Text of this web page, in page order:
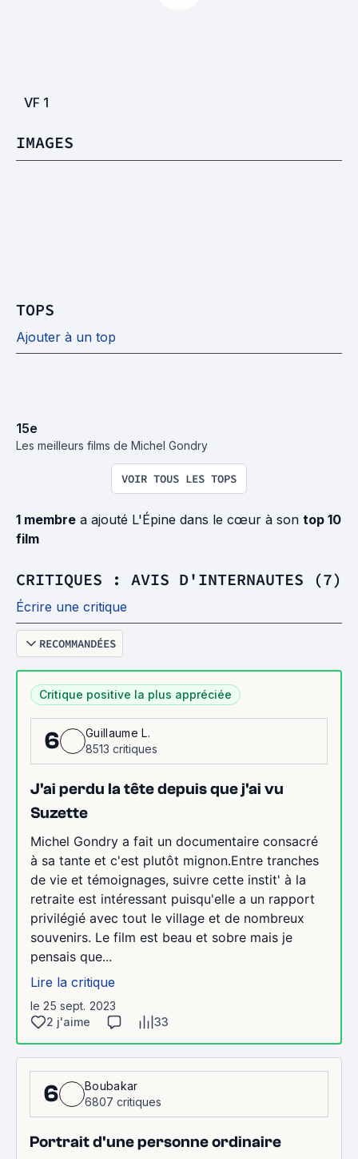
VF 1
IMAGES
TOPS
Ajouter à un top
15e
Les meilleurs films de Michel Gondry
VOIR TOUS LES TOPS
1 membre a ajouté L'Épine dans le cœur à son top 10
film
CRITIQUES : AVIS D'INTERNAUTES (7)
Écrire une critique
RECOMMANDÉES
Critique positive la plus appréciée
6
Guillaume L.
8513 critiques
J'ai perdu la tête depuis que j'ai vu
Suzette
Michel Gondry a fait un documentaire consacré
à sa tante et c'est plutôt mignon.Entre tranches
de vie et témoignages, suivre cette instit' à la
retraite est intéressant puisqu'elle a un rapport
privilégié avec tout le village et de nombreux
souvenirs. Le film est beau et sobre mais je
pensais que...
Lire la critique
le 25 sept. 2023
2 j'aime
33
6
Boubakar
6807 critiques
Portrait d'une personne ordinaire